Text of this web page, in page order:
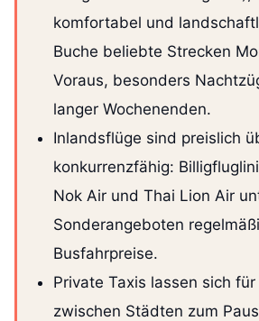
komfortabel und
Buche beliebte Strecken
Voraus, besonders
langer Wochenenden.
Inlandsflüge sind preislich
konkurrenzfähig:
Nok Air und Thai Lion Air
Sonderangeboten
Busfahrpreise.
Private Taxis lassen sich
zwischen Städten zum